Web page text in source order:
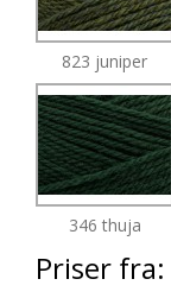
823 juniper
346 thuja
Priser fra: